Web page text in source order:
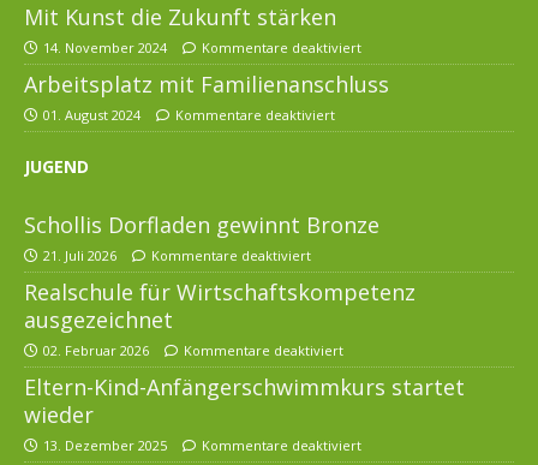
Mit Kunst die Zukunft stärken
14. November 2024 Kommentare deaktiviert
Arbeitsplatz mit Familienanschluss
01. August 2024 Kommentare deaktiviert
JUGEND
Schollis Dorfladen gewinnt Bronze
21. Juli 2026 Kommentare deaktiviert
Realschule für Wirtschaftskompetenz
ausgezeichnet
02. Februar 2026 Kommentare deaktiviert
Eltern-Kind-Anfängerschwimmkurs startet
wieder
13. Dezember 2025 Kommentare deaktiviert